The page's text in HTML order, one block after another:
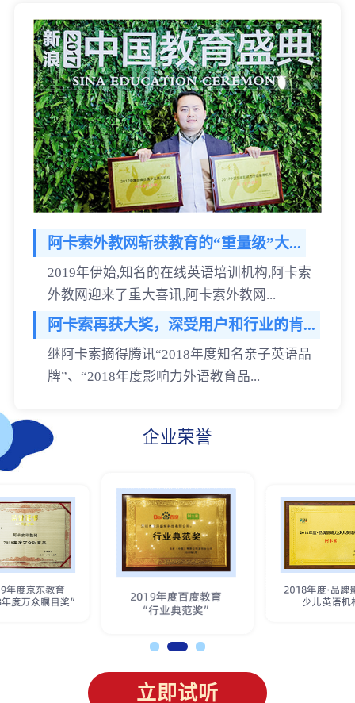
阿卡索外教网斩获教育的“重量级”大...
2019年伊始,知名的在线英语培训机构,阿卡索
外教网迎来了重大喜讯,阿卡索外教网...
阿卡索再获大奖，深受用户和行业的肯...
继阿卡索摘得腾讯“2018年度知名亲子英语品
牌”、“2018年度影响力外语教育品...
企业荣誉
立即试听